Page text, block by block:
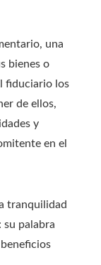
una
bienes o
fiduciario los
de ellos,
y
en el
tranquilidad
su palabra